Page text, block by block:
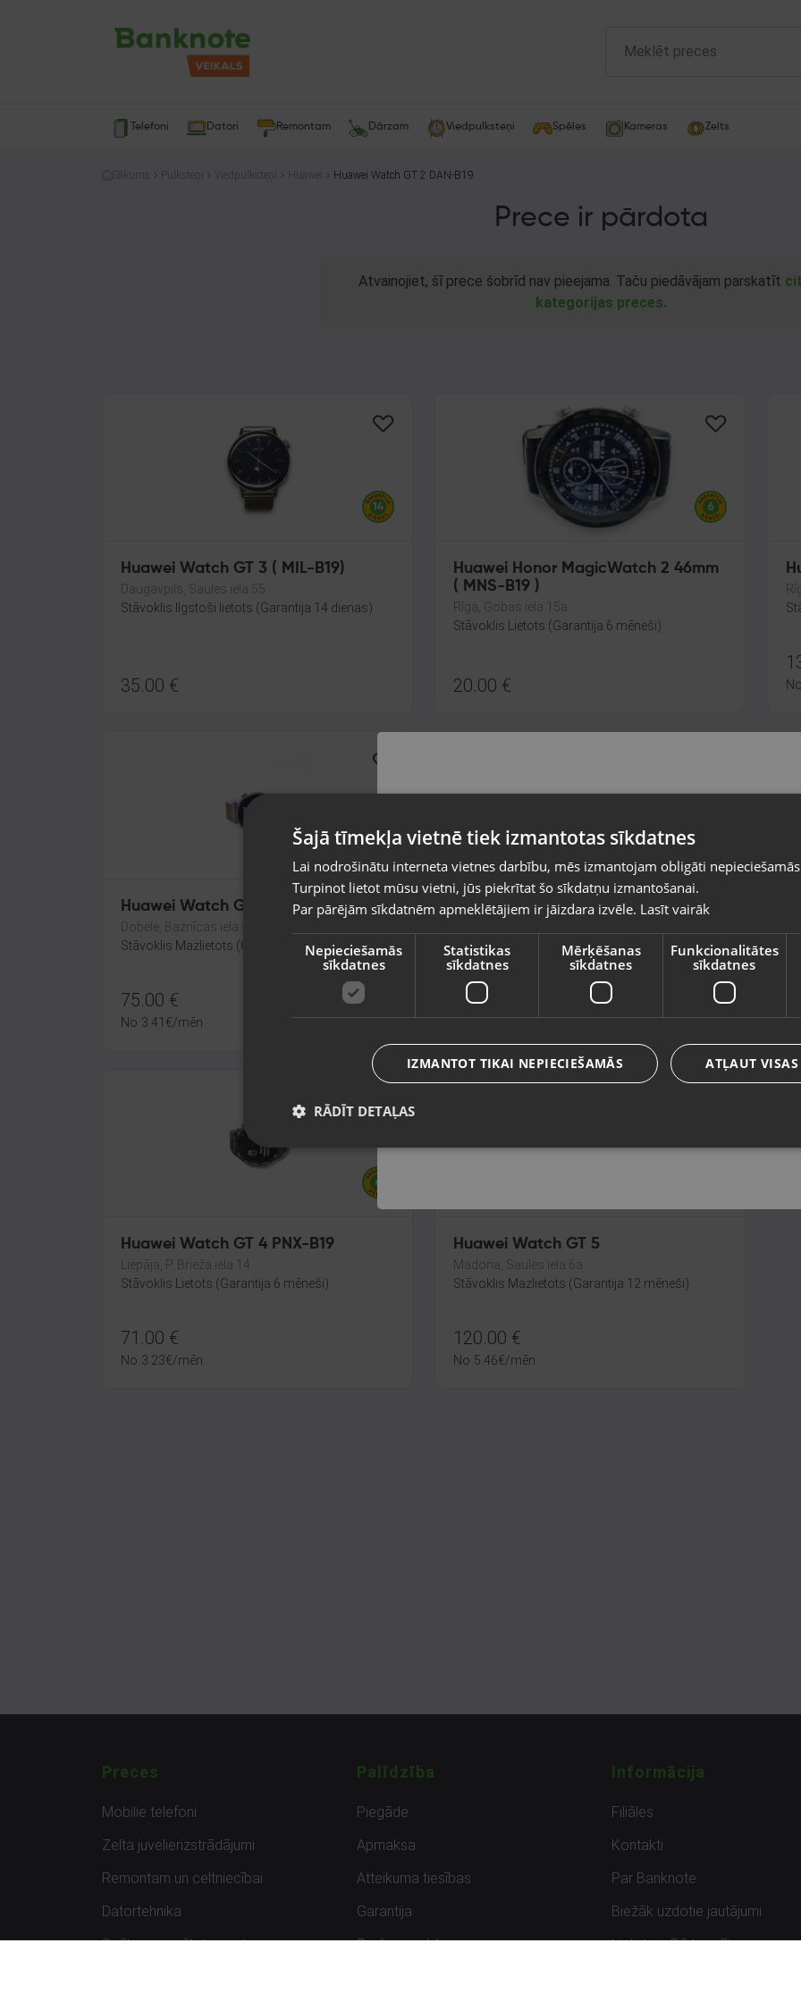
Telefoni Datori Remontam Dārzam Viedpulksteņi Spēles Kameras Zelts
Sākums Pulksteņi Viedpulksteņi Huawei Huawei Watch GT 2 DAN-B19
Prece ir pārdota
Atvainojiet, šī prece šobrīd nav pieejama. Taču piedāvājam parskatīt
kategorijas preces.
Huawei Watch GT 3 ( MIL-B19)
Daugavpils, Saules iela 55
Stāvoklis Ilgstoši lietots (Garantija 14 dienas)
35.00 €
Huawei Honor MagicWatch 2 46mm
( MNS-B19 )
Rīga, Gobas iela 15a
Stāvoklis Lietots (Garantija 6 mēneši)
20.00 € No
Huawei Watch GT 4
Dobele, Baznīcas iela 4a
Stāvoklis Mazlietots (Garantija 12 mēneši)
75.00 €
No 3.41 €/mēn.
Huawei Watch GT 4
Stāvoklis Lietots (Garantija 6 mēneši)
105.00
No 4.77€/mēn.
Huawei Watch GT 4 PNX-B19
Liepāja, P. Brieža iela 14
Stāvoklis Lietots (Garantija 6 mēneši)
71.00 €
No 3.23€/mēn.
Huawei Watch GT 5
Madona, Saules iela 6a
Stāvoklis Mazlietots (Garantija 12 mēneši)
120.00 €
No 5.46€/mēn.
Preces
Mobilie telefoni
Zelta juvelierizstrādājumi
Remontam un celtniecībai
Datortehnika
Spēles un spēļu konsoles
Palīdzība
Piegāde
Apmaksa
Atteikuma tiesības
Garantija
Preču uzpirkšana
Informācija
Filiāles
Kontakti
Par Banknote
Biežāk uzdotie jautājumi
Lietots – Pārbaudīts
valsti
Vietnes saturs būs attēlots izvēlētajā valodā
Valsts
Valoda
Latviešu / Latvian
Šajā tīmekļa vietnē tiek izmantotas sīkdatnes
Lai nodrošinātu interneta vietnes darbību, mēs izmantojam obligāti
Turpinot lietot mūsu vietni, jūs piekrītat šo sīkdatņu izmantošanai.
Par pārējām sīkdatnēm apmeklētājiem ir jāizdara izvēle. Lasīt vairāk
Nepieciešamās
sīkdatnes
Statistikas
sīkdatnes
Mērķēšanas
sīkdatnes
Funkcionalitātes
sīkdatnes
ATĻAUT
IZMANTOT TIKAI NEPIECIEŠAMĀS
RĀDĪT DETAĻAS